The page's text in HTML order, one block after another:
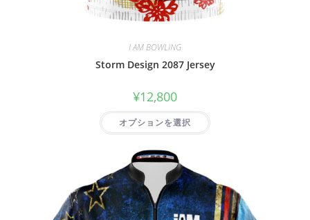
I AM BOWLING
Storm Design 2087 Jersey
¥12,800
オプションを選択